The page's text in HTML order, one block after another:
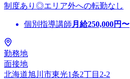
制度あり◎エリア外への転勤なし
個別指導講師 月給250,000円〜
勤務地
面接地
北海道旭川市東光1条2丁目2-2